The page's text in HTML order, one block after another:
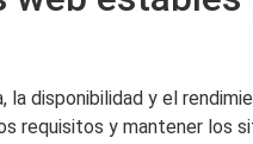
la disponibilidad y el
requisitos y mantener los